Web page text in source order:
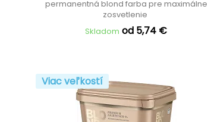
permanentná blond farba pre maximálne
zosvetlenie
Skladom od 5,74 €
Viac veľkostí